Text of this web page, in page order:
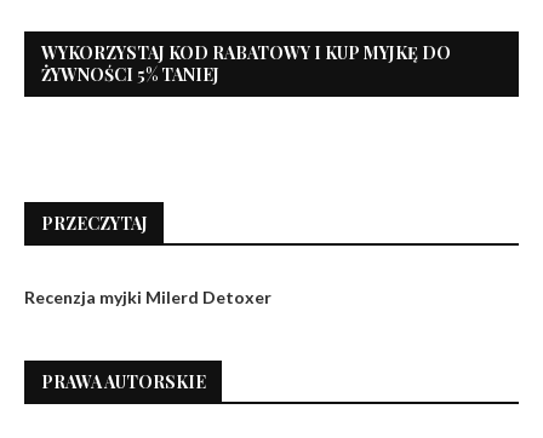
WYKORZYSTAJ KOD RABATOWY I KUP MYJKĘ DO
ŻYWNOŚCI 5% TANIEJ
PRZECZYTAJ
Recenzja myjki Milerd Detoxer
PRAWA AUTORSKIE